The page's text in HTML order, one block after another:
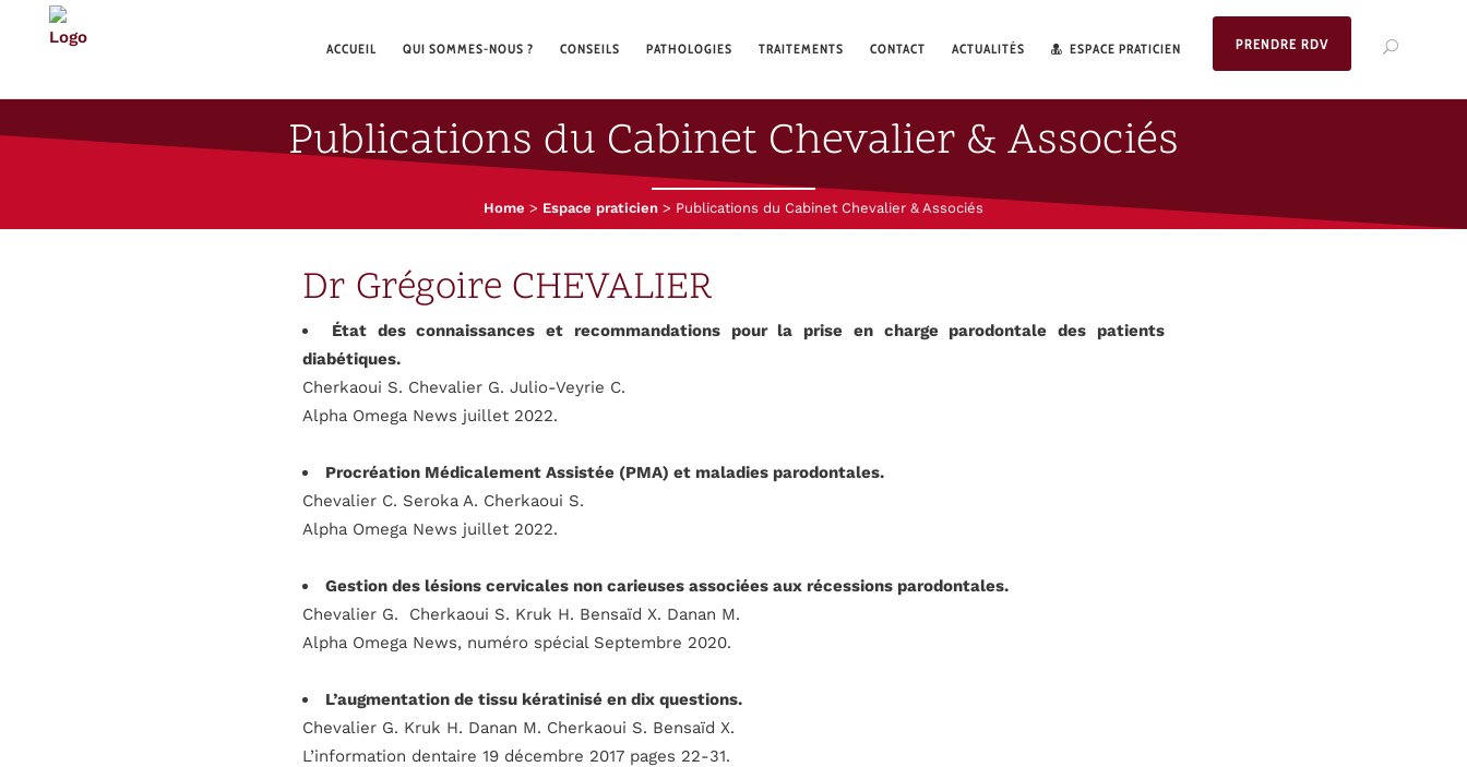
PRENDRE RDV
ACCUEIL QUI SOMMES-NOUS ? CONSEILS PATHOLOGIES TRAITEMENTS CONTACT ACTUALITÉS ESPACE PRATICIEN
Publications du Cabinet Chevalier & Associés
Home > Espace praticien > Publications du Cabinet Chevalier & Associés
Dr Grégoire CHEVALIER
État des connaissances et recommandations pour la prise en charge parodontale des patients
diabétiques.
Cherkaoui S. Chevalier G. Julio-Veyrie C.
Alpha Omega News juillet 2022.
Procréation Médicalement Assistée (PMA) et maladies parodontales.
Chevalier C. Seroka A. Cherkaoui S.
Alpha Omega News juillet 2022.
Gestion des lésions cervicales non carieuses associées aux récessions parodontales.
Chevalier G. Cherkaoui S. Kruk H. Bensaïd X. Danan M.
Alpha Omega News, numéro spécial Septembre 2020.
L’augmentation de tissu kératinisé en dix questions.
Chevalier G. Kruk H. Danan M. Cherkaoui S. Bensaïd X.
L’information dentaire 19 décembre 2017 pages 22-31.